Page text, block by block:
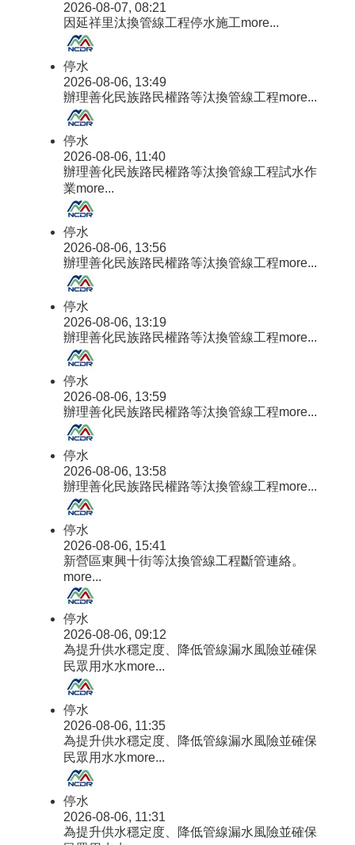
2026-08-07, 08:21
因延祥里汰換管線工程停水施工more...
停水
2026-08-06, 13:49
辦理善化民族路民權路等汰換管線工程more...
停水
2026-08-06, 11:40
辦理善化民族路民權路等汰換管線工程試水作
業more...
停水
2026-08-06, 13:56
辦理善化民族路民權路等汰換管線工程more...
停水
2026-08-06, 13:19
辦理善化民族路民權路等汰換管線工程more...
停水
2026-08-06, 13:59
辦理善化民族路民權路等汰換管線工程more...
停水
2026-08-06, 13:58
辦理善化民族路民權路等汰換管線工程more...
停水
2026-08-06, 15:41
新營區東興十街等汰換管線工程斷管連絡。
more...
停水
2026-08-06, 09:12
為提升供水穩定度、降低管線漏水風險並確保
民眾用水水more...
停水
2026-08-06, 11:35
為提升供水穩定度、降低管線漏水風險並確保
民眾用水水more...
停水
2026-08-06, 11:31
為提升供水穩定度、降低管線漏水風險並確保